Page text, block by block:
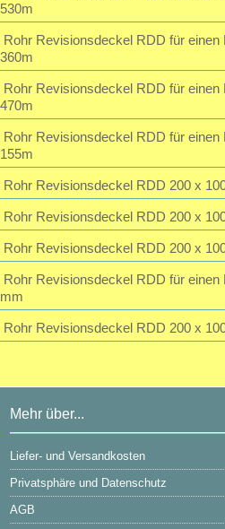
530m
Rohr Revisionsdeckel RDD für
360m
Rohr Revisionsdeckel RDD für
470m
Rohr Revisionsdeckel RDD für
155m
Rohr Revisionsdeckel RDD 200 x
Rohr Revisionsdeckel RDD 200 x
Rohr Revisionsdeckel RDD 200 x
Rohr Revisionsdeckel RDD für
mm
Rohr Revisionsdeckel RDD 200 x
Mehr über...
Liefer- und Versandkosten
Privatsphäre und Datenschutz
AGB